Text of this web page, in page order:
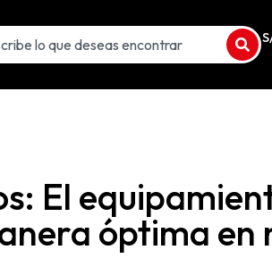
El
óptima en